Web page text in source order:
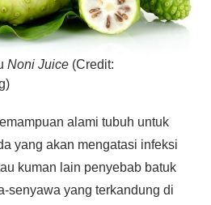
Noni Juice (Credit:
alami tubuh untuk
yang akan mengatasi infeksi
kuman lain penyebab batuk
senyawa yang terkandung di